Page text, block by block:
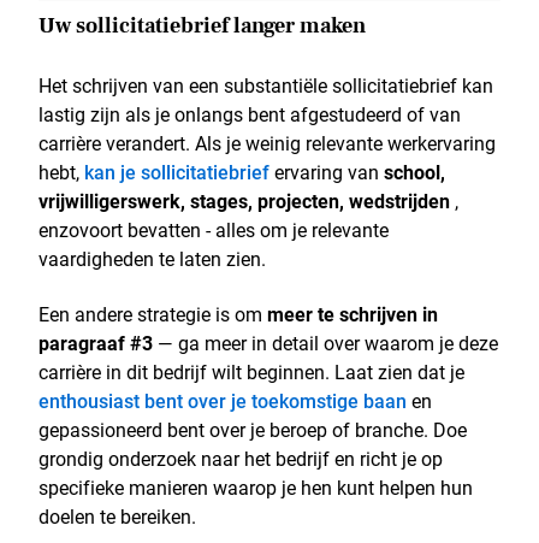
Uw sollicitatiebrief langer maken
Het schrijven van een substantiële sollicitatiebrief kan
lastig zijn als je onlangs bent afgestudeerd of van
carrière verandert. Als je weinig relevante werkervaring
hebt, kan je sollicitatiebriefervaring van school,
vrijwilligerswerk, stages, projecten, wedstrijden ,
enzovoort bevatten - alles om je relevante
vaardigheden te laten zien.
Een andere strategie is om meer te schrijven in
paragraaf #3 — ga meer in detail over waarom je deze
carrière in dit bedrijf wilt beginnen. Laat zien dat je
enthousiast bent over je toekomstige baan en
gepassioneerd bent over je beroep of branche. Doe
grondig onderzoek naar het bedrijf en richt je op
specifieke manieren waarop je hen kunt helpen hun
doelen te bereiken.